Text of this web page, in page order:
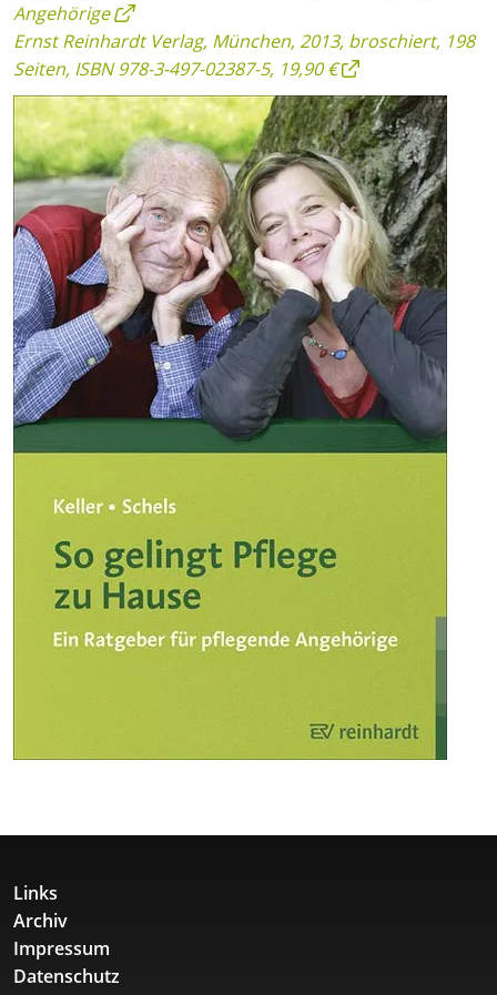
Angehörige
Ernst Reinhardt Verlag, München, 2013, broschiert, 198
Seiten, ISBN 978-3-497-02387-5, 19,90 €
Links
Archiv
Impressum
Datenschutz